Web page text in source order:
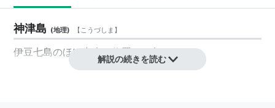
神津島 (地理) 【こうづしま 】
伊豆七島のほぼ中央に位置する島。
解説の続きを読む